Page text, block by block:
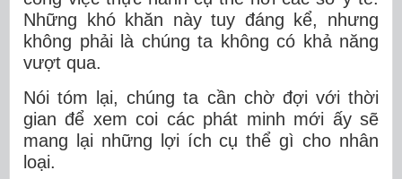
Những khó khăn này tuy đáng kể, nhưng
không phải là chúng ta không có khả năng
vượt qua.
Nói tóm lại, chúng ta cần chờ đợi với thời
gian để xem coi các phát minh mới ấy sẽ
mang lại những lợi ích cụ thể gì cho nhân
loại.